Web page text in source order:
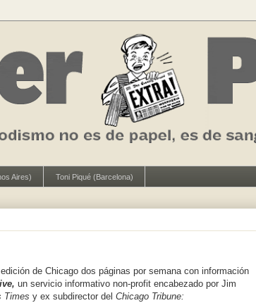
Aires) Toni Piqué (Barcelona)
de Chicago dos páginas por semana con información
un servicio informativo non-profit encabezado por Jim
Times y ex subdirector del Chicago Tribune: